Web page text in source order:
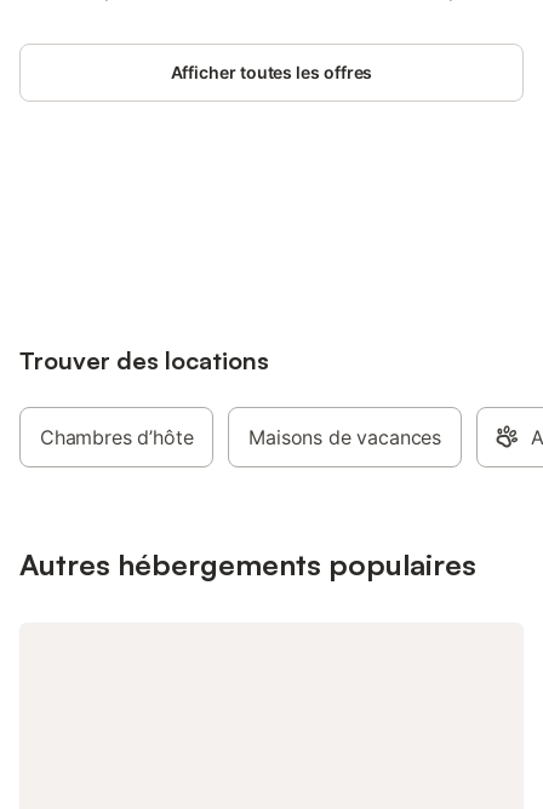
views. This lodge features free private
parking and a 24-hour front desk. The
séjournerez à 47 km
Afficher toutes les offres
Trouver des locations
Chambres d’hôte Maisons de vacances
Autres hébergements populaires